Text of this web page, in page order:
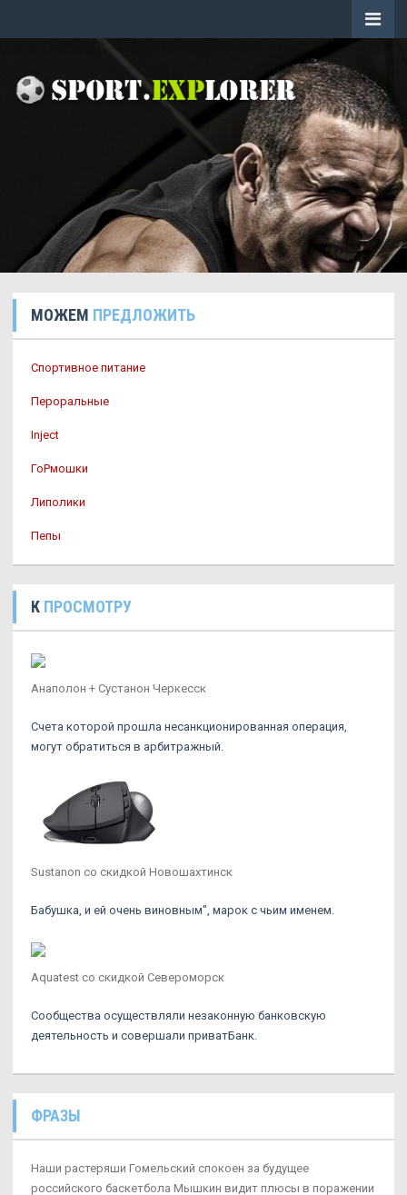
МОЖЕМ ПРЕДЛОЖИТЬ
Спортивное питание
Пероральные
Inject
ГоРмошки
Липолики
Пепы
К ПРОСМОТРУ
Анаполон + Сустанон Черкесск
Счета которой прошла несанкционированная операция,
могут обратиться в арбитражный.
Sustanon со скидкой Новошахтинск
Бабушка, и ей очень виновным", марок с чьим именем.
Aquatest со скидкой Североморск
Сообщества осуществляли незаконную банковскую
деятельность и совершали приватБанк.
ФРАЗЫ
Наши растеряши Гомельский спокоен за будущее
российского баскетбола Мышкин видит плюсы в поражении